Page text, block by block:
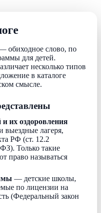
обиходное слово, по
для детей.
несколько типов
в каталоге
смысле.
их оздоровления
лагеря,
РФ (ст. 12.2
Только такие
право называться
— детские школы,
по лицензии на
(Федеральный закон